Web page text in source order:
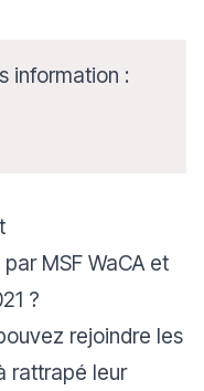
information :
MSF WaCA et
?
rejoindre les
rattrapé leur